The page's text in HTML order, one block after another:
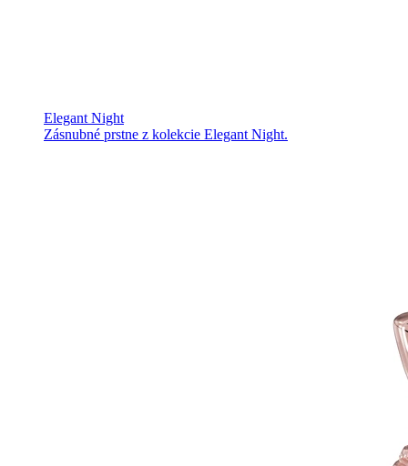
Elegant Night
Zásnubné prstne z kolekcie Elegant Night.